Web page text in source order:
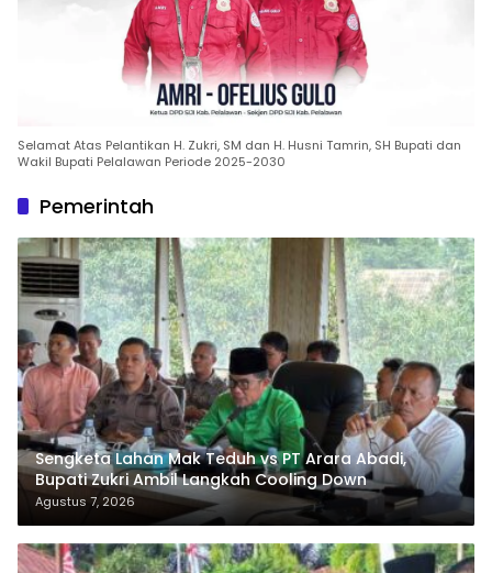
Selamat Atas Pelantikan H. Zukri, SM dan H. Husni Tamrin, SH Bupati dan
Wakil Bupati Pelalawan Periode 2025-2030
Pemerintah
Sengketa Lahan Mak Teduh vs PT Arara Abadi,
Bupati Zukri Ambil Langkah Cooling Down
Agustus 7, 2026